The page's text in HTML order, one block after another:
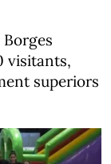
visitants,
superiors